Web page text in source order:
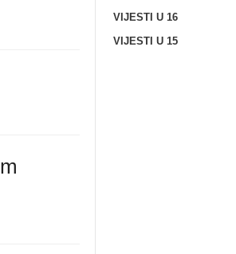
VIJESTI U 16
VIJESTI U 15